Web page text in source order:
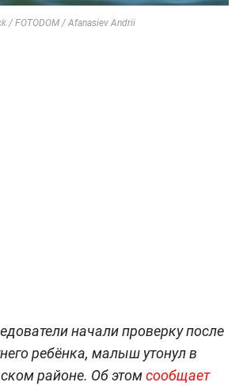
/ FOTODOM / Afanasiev Andrii
начали проверку после
ребёнка, малыш утонул в
районе. Об этомсообщает